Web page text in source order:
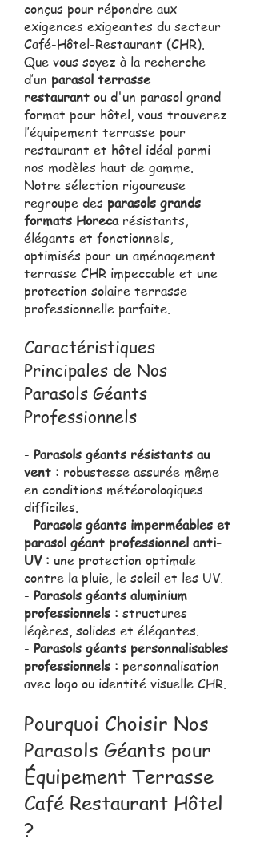
conçus pour répondre aux
exigences exigeantes du secteur
Café-Hôtel-Restaurant (CHR).
Que vous soyez à la recherche
d’un parasol terrasse
restaurant ou d'un parasol grand
format pour hôtel, vous trouverez
l’équipement terrasse pour
restaurant et hôtel idéal parmi
nos modèles haut de gamme.
Notre sélection rigoureuse
regroupe des parasols grands
formats Horecarésistants,
élégants et fonctionnels,
optimisés pour un aménagement
terrasse CHR impeccable et une
protection solaire terrasse
professionnelle parfaite.
Caractéristiques
Principales de Nos
Parasols Géants
Professionnels
- Parasols géants résistants au
vent : robustesse assurée même
en conditions météorologiques
difficiles.
- Parasols géants imperméables et
parasol géant professionnel anti-
UV : une protection optimale
contre la pluie, le soleil et les UV.
- Parasols géants aluminium
professionnels : structures
légères, solides et élégantes.
- Parasols géants personnalisables
professionnels : personnalisation
avec logo ou identité visuelle CHR.
Pourquoi Choisir Nos
Parasols Géants pour
Équipement Terrasse
Café Restaurant Hôtel
?